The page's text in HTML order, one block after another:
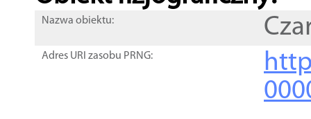
Nazwa obiektu:
Adres URI zasobu PRNG: